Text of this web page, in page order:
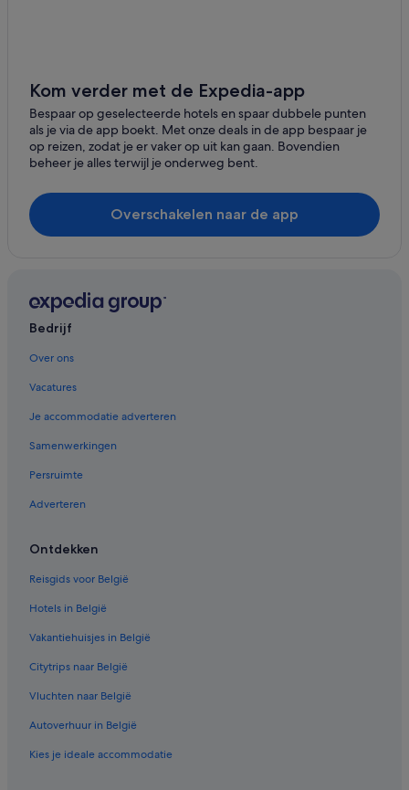
Missoula
Cooke City
Montana City
Belgrado
Deer Lodge
Ennis
Somers
Kom verder met de Expedia-app
Bespaar op geselecteerde hotels en spaar dubbele punten
als je via de app boekt. Met onze deals in de app bespaar je
op reizen, zodat je er vaker op uit kan gaan. Bovendien
beheer je alles terwijl je onderweg bent.
Overschakelen naar de app
Bedrijf
Over ons
Vacatures
Je accommodatie adverteren
Samenwerkingen
Persruimte
Adverteren
Ontdekken
Reisgids voor België
Hotels in België
Vakantiehuisjes in België
Citytrips naar België
Vluchten naar België
Autoverhuur in België
Kies je ideale accommodatie